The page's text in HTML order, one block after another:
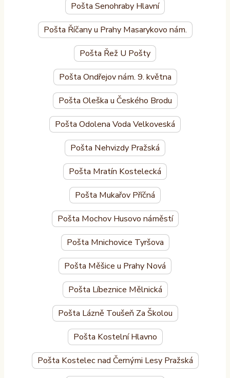
Pošta Senohraby Hlavní
Pošta Říčany u Prahy Masarykovo nám.
Pošta Řež U Pošty
Pošta Ondřejov nám. 9. května
Pošta Oleška u Českého Brodu
Pošta Odolena Voda Velkoveská
Pošta Nehvizdy Pražská
Pošta Mratín Kostelecká
Pošta Mukařov Příčná
Pošta Mochov Husovo náměstí
Pošta Mnichovice Tyršova
Pošta Měšice u Prahy Nová
Pošta Líbeznice Mělnická
Pošta Lázně Toušeň Za Školou
Pošta Kostelní Hlavno
Pošta Kostelec nad Černými Lesy Pražská